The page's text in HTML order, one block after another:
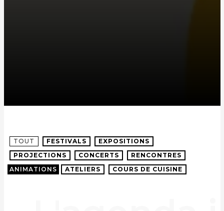
TOUT FESTIVALS
EXPOSITIONS
PROJECTIONS
CONCERTS
RENCONTRES
ANIMATIONS
ATELIERS COURS DE CUISINE